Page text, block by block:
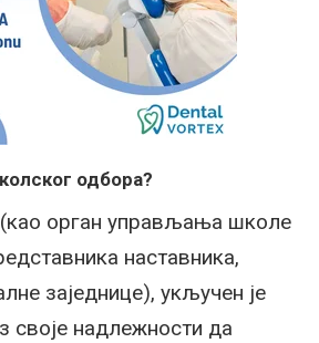
одбора?
орган управљања школе
наставника,
заједнице), укључен је
своје надлежности да